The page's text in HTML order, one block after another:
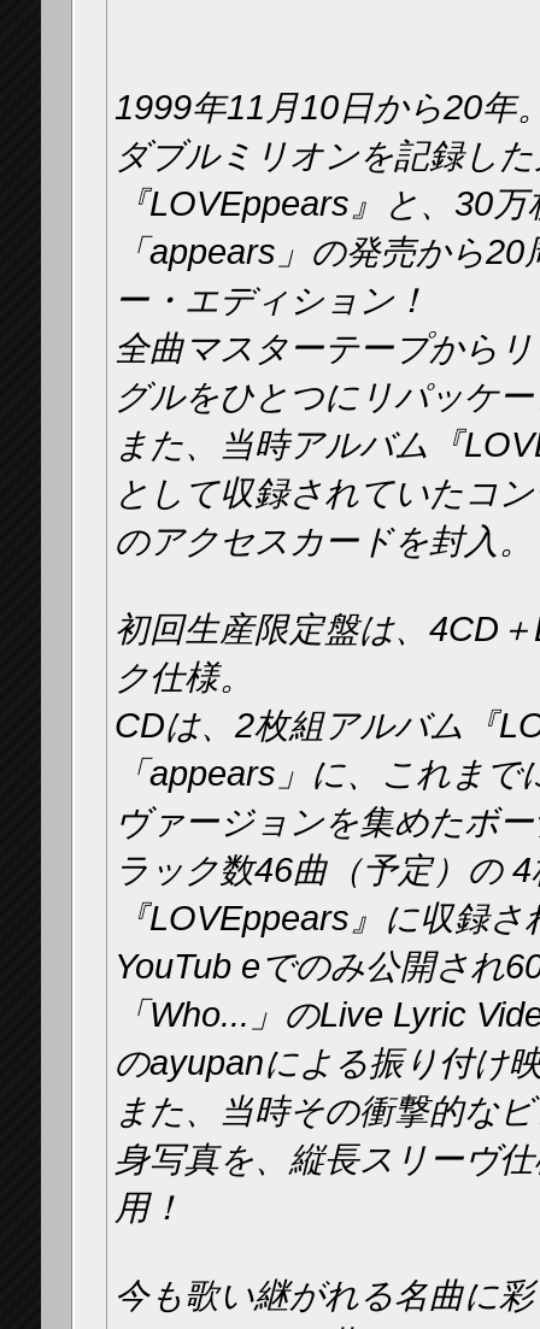
1999年11月10日から20年
ダブルミリオンを記録し
『LOVEppears』と、30
「appears」の発売から
ー・エディション！
全曲マスターテープから
グルをひとつにリパッケ
また、当時アルバム『
として収録されていたコ
のアクセスカードを封入。
初回生産限定盤は、4CD
ク仕様。
CDは、2枚組アルバム『
「appears」に、これま
ヴァージョンを集めたボ
ラック数46曲（予定）の
『LOVEppears』に収録
YouTub eでのみ公開され
「Who...」のLive Lyric
のayupanによる振り付け
また、当時その衝撃的な
身写真を、縦長スリーヴ
用！
今も歌い継がれる名曲に